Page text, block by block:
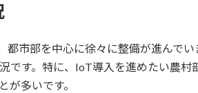
都市部を中心に徐々に整備が進んで
です。特に、IoT導入を進めたい農村
が多いです。